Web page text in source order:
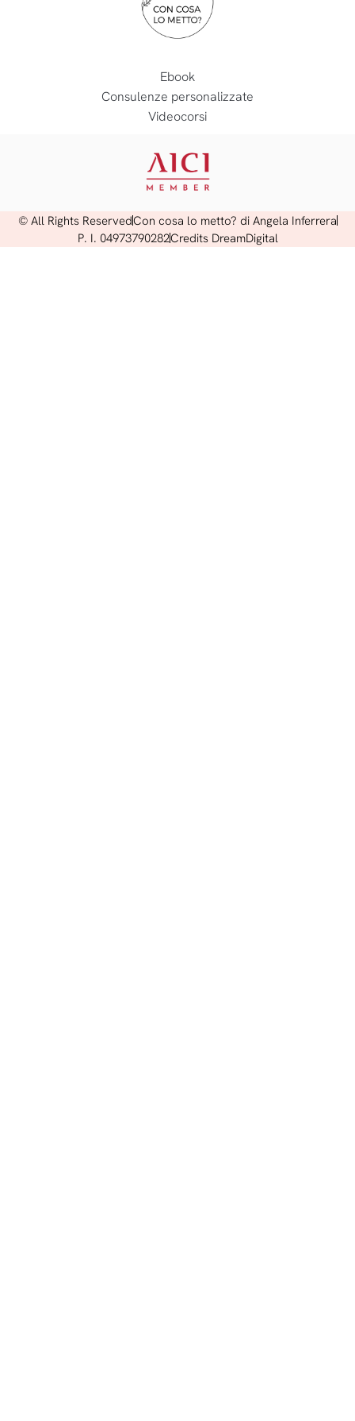
Ebook
Consulenze personalizzate
Videocorsi
© All Rights ReservedCon cosa lo metto? di Angela Inferrera
P. I. 04973790282Credits DreamDigital